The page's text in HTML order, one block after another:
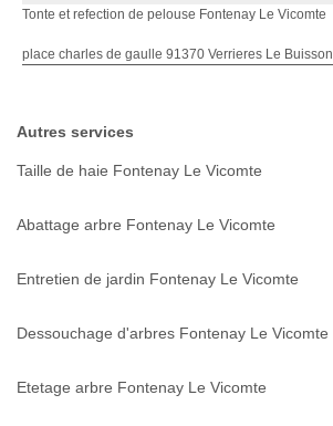
Tonte et refection de pelouse Fontenay Le Vicomte
place charles de gaulle 91370 Verrieres Le Buisson
Autres services
Taille de haie Fontenay Le Vicomte
Abattage arbre Fontenay Le Vicomte
Entretien de jardin Fontenay Le Vicomte
Dessouchage d'arbres Fontenay Le Vicomte
Etetage arbre Fontenay Le Vicomte